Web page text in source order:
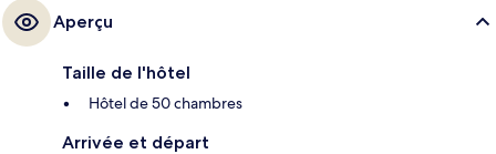
Aperçu
Taille de l'hôtel
Hôtel de 50 chambres
Arrivée et départ